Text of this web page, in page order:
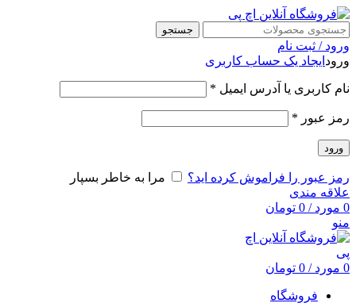
جستجو
ورود / ثبت نام
ورود ایجاد یک حساب کاربری
نام کاربری یا آدرس ایمیل *
رمز عبور *
ورود
رمز عبور را فراموش کرده اید؟
مرا به خاطر بسپار
علاقه مندی
0 مورد /
0 تومان
منو
0 مورد /
0 تومان
فروشگاه